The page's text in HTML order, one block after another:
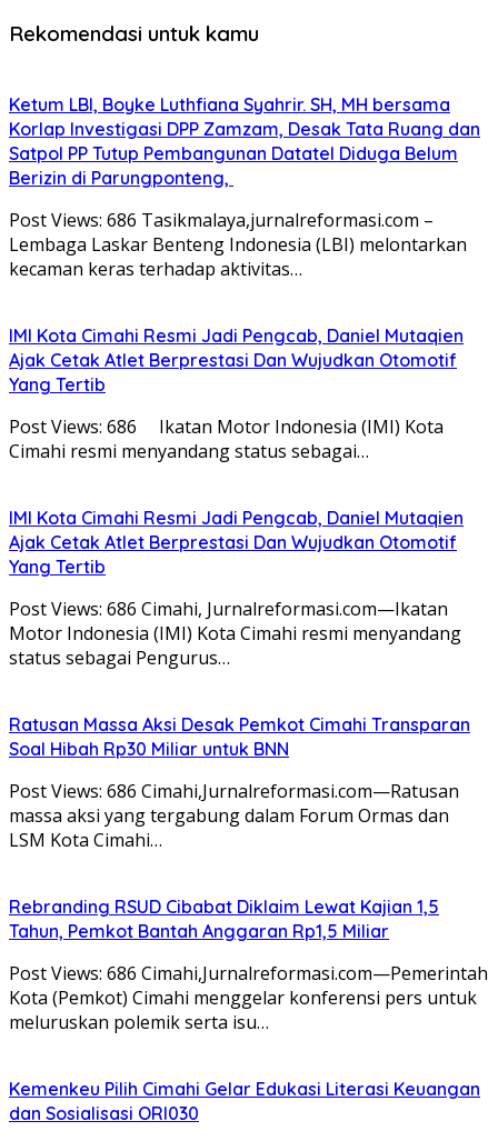
Rekomendasi untuk kamu
Ketum LBI, Boyke Luthfiana Syahrir. SH, MH bersama
Korlap Investigasi DPP Zamzam, Desak Tata Ruang dan
Satpol PP Tutup Pembangunan Datatel Diduga Belum
Berizin di Parungponteng,
Post Views: 686 Tasikmalaya,jurnalreformasi.com –
Lembaga Laskar Benteng Indonesia (LBI) melontarkan
kecaman keras terhadap aktivitas…
IMI Kota Cimahi Resmi Jadi Pengcab, Daniel Mutaqien
Ajak Cetak Atlet Berprestasi Dan Wujudkan Otomotif
Yang Tertib
Post Views: 686 Ikatan Motor Indonesia (IMI) Kota
Cimahi resmi menyandang status sebagai…
IMI Kota Cimahi Resmi Jadi Pengcab, Daniel Mutaqien
Ajak Cetak Atlet Berprestasi Dan Wujudkan Otomotif
Yang Tertib
Post Views: 686 Cimahi, Jurnalreformasi.com—Ikatan
Motor Indonesia (IMI) Kota Cimahi resmi menyandang
status sebagai Pengurus…
Ratusan Massa Aksi Desak Pemkot Cimahi Transparan
Soal Hibah Rp30 Miliar untuk BNN
Post Views: 686 Cimahi,Jurnalreformasi.com—Ratusan
massa aksi yang tergabung dalam Forum Ormas dan
LSM Kota Cimahi…
Rebranding RSUD Cibabat Diklaim Lewat Kajian 1,5
Tahun, Pemkot Bantah Anggaran Rp1,5 Miliar
Post Views: 686 Cimahi,Jurnalreformasi.com—Pemerintah
Kota (Pemkot) Cimahi menggelar konferensi pers untuk
meluruskan polemik serta isu…
Kemenkeu Pilih Cimahi Gelar Edukasi Literasi Keuangan
dan Sosialisasi ORI030